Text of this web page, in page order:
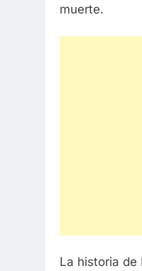
muerte.
La historia de